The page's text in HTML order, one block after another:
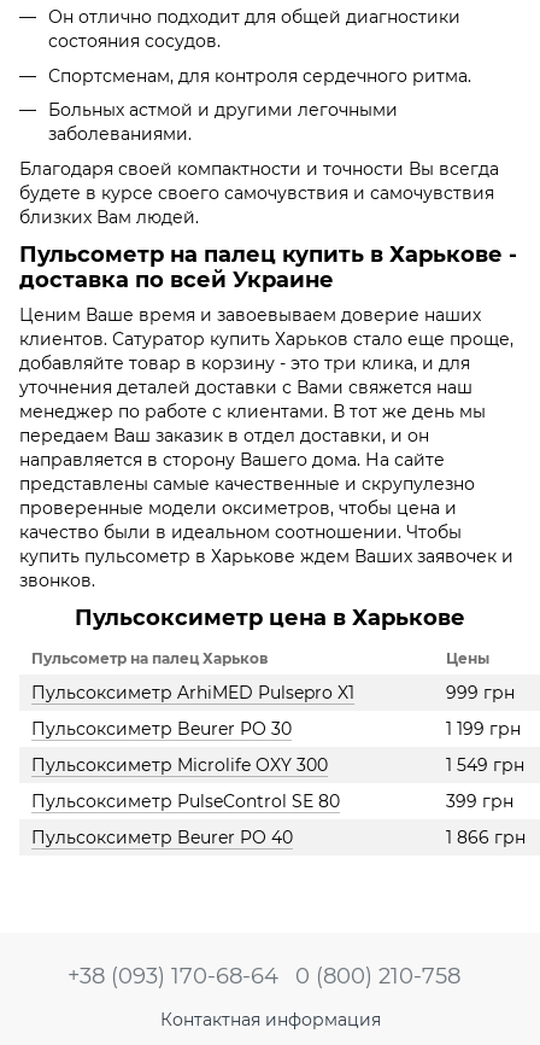
Он отлично подходит для общей диагностики
состояния сосудов.
Спортсменам, для контроля сердечного ритма.
Больных астмой и другими легочными
заболеваниями.
Благодаря своей компактности и точности Вы всегда
будете в курсе своего самочувствия и самочувствия
близких Вам людей.
Пульсометр на палец купить в Харькове -
доставка по всей Украине
Ценим Ваше время и завоевываем доверие наших
клиентов. Сатуратор купить Харьков стало еще проще,
добавляйте товар в корзину - это три клика, и для
уточнения деталей доставки с Вами свяжется наш
менеджер по работе с клиентами. В тот же день мы
передаем Ваш заказик в отдел доставки, и он
направляется в сторону Вашего дома. На сайте
представлены самые качественные и скрупулезно
проверенные модели оксиметров, чтобы цена и
качество были в идеальном соотношении. Чтобы
купить пульсометр в Харькове ждем Ваших заявочек и
звонков.
Пульсоксиметр цена в Харькове
Пульсометр на палец Харьков Цены
Пульсоксиметр ArhiMED Pulsepro X1
999 грн
Пульсоксиметр Beurer PO 30
1 199 грн
Пульсоксиметр Microlife OXY 300
1 549 грн
Пульсоксиметр PulseControl SE 80
399 грн
Пульсоксиметр Beurer PO 40
1 866 грн
+38 (093) 170-68-64 0 (800) 210-758
Контактная информация